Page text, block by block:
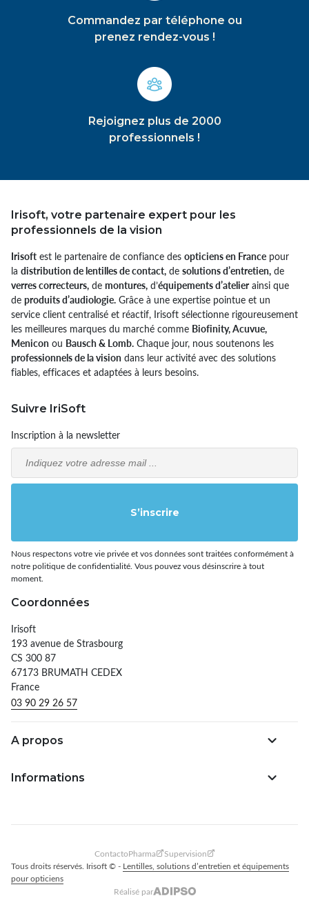
Commandez par téléphone ou
prenez rendez-vous !
Rejoignez plus de 2000
professionnels !
Irisoft, votre partenaire expert pour les
professionnels de la vision
Irisoft est le partenaire de confiance des opticiens en France pour
la distribution de lentilles de contact, de solutions d’entretien, de
verres correcteurs, de montures, d’équipements d’atelierainsi que
de produits d’audiologie. Grâce à une expertise pointue et un
service client centralisé et réactif, Irisoft sélectionne rigoureusement
les meilleures marques du marché comme Biofinity, Acuvue,
Menicon ou Bausch & Lomb. Chaque jour, nous soutenons les
professionnels de la vision dans leur activité avec des solutions
fiables, efficaces et adaptées à leurs besoins.
Suivre IriSoft
Inscription à la newsletter
Email
S’inscrire
Nous respectons votre vie privée et vos données sont traitées conformément à
notre politique de confidentialité. Vous pouvez vous désinscrire à tout
moment.
Coordonnées
Irisoft
193 avenue de Strasbourg
CS 300 87
67173 BRUMATH CEDEX
France
03 90 29 26 57
A propos
Informations
ContactoPharma
Supervision
Tous droits réservés. Irisoft © - Lentilles, solutions d’entretien et équipements
pour opticiens
Réalisé par
Adipso